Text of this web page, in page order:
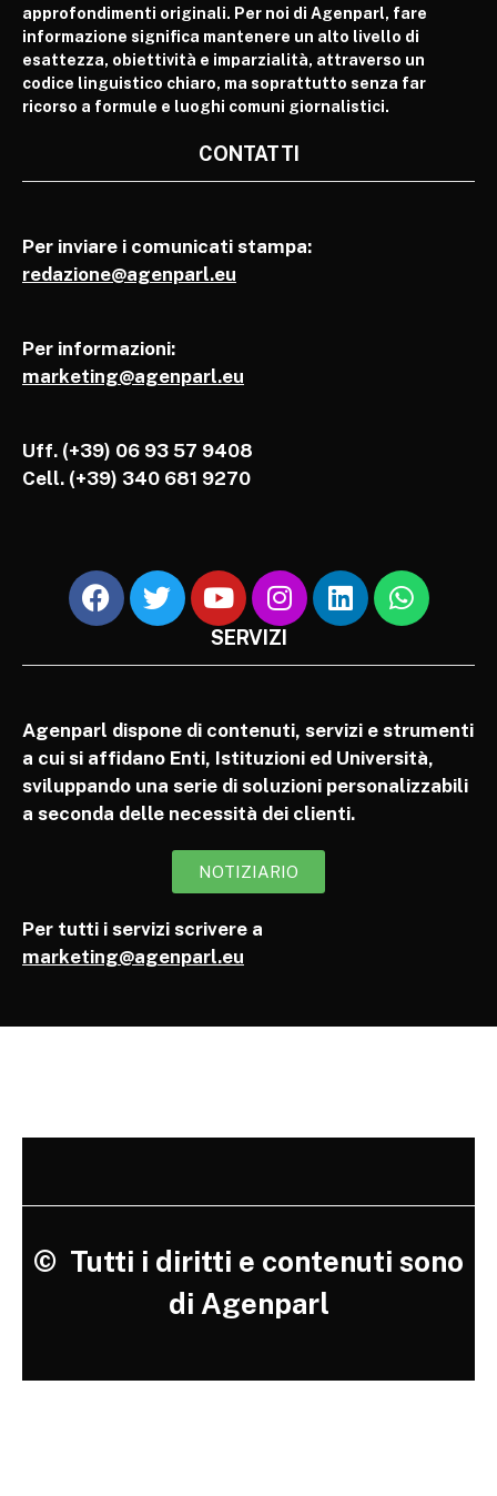
approfondimenti originali. Per noi di Agenparl, fare
informazione significa mantenere un alto livello di
esattezza, obiettività e imparzialità, attraverso un
codice linguistico chiaro, ma soprattutto senza far
ricorso a formule e luoghi comuni giornalistici.
CONTATTI
Per inviare i comunicati stampa:
redazione@agenparl.eu
Per informazioni:
marketing@agenparl.eu
Uff. (+39) 06 93 57 9408
Cell. (+39) 340 681 9270
SERVIZI
Agenparl dispone di contenuti, servizi e strumenti
a cui si affidano Enti, Istituzioni ed Università,
sviluppando una serie di soluzioni personalizzabili
a seconda delle necessità dei clienti.
NOTIZIARIO
Per tutti i servizi scrivere a
marketing@agenparl.eu
© Tutti i diritti e contenuti sono
di Agenparl